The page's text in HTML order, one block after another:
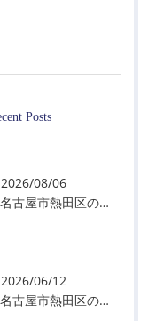
Posts
2026/08/06
【名古屋市熱田区の警備会社】夏季休業のお知らせ
2026/06/12
【名古屋市熱田区の警備会社】暑熱順化で熱中症対策を！